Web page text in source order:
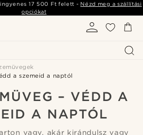
ingyenes 17 500 Ft felett - Nézd meg a szállítási
opciókat
a szemeid a naptól
– VÉDD A
A NAPTÓL
vagy, akár kirándulsz vagy